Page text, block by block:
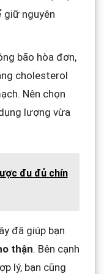
giữ nguyên
bão hòa đơn,
cholesterol
Nên chọn
lượng vừa
đu đủ chín
đã giúp bạn
thận. Bên cạnh
lý, bạn cũng